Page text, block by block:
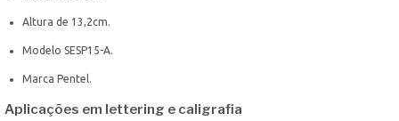
Altura de 13,2cm.
Modelo SESP15-A.
Marca Pentel.
Aplicações em lettering e caligrafia